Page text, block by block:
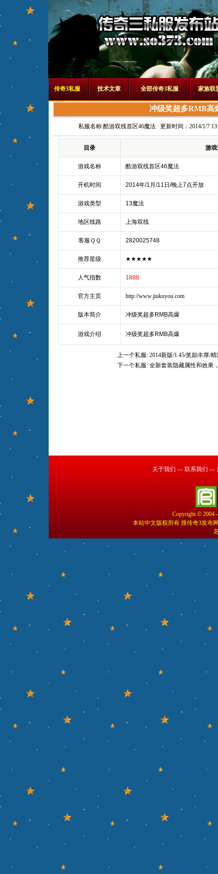
传奇3私服 技术文章 全部传奇3私服 家族联
冲级奖超多RMB高
私服名称:酷游双线首区46魔法更新时间：2014/1/7
目录 游
游戏名称 酷游双线首区46魔法
开机时间 2014年/1月/11日/晚上7点开放
游戏类型 13魔法
地区线路 上海双线
客服ＱＱ 2820025748
推荐星级 ★★★★★
人气指数 1888
官方主页 http://www.jiukuyou.com
版本简介 冲级奖超多RMB高爆
游戏介绍 冲级奖超多RMB高爆
上一个私服: 2014新版/1.45/奖励丰厚/
下一个私服: 全新套装隐藏属性和效果
关于我们 — 联系我们 —
Copyright © 2004
本站中文版权所有 搜传奇3发布